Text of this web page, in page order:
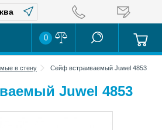
0
в стену Сейф встраиваемый Juwel 4853
Juwel 4853